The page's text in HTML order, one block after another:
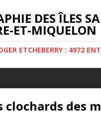
DES ÎLES
ET-MIQUELON
ETCHEBERRY : 4972
clochards des